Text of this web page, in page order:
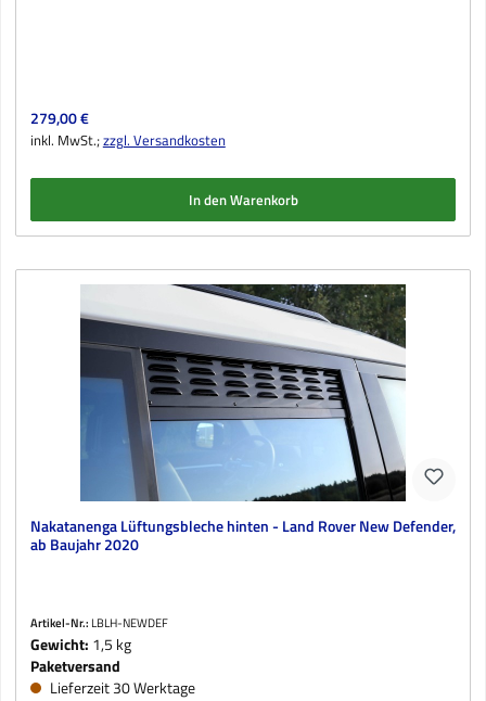
Regulärer Preis:
279,00 €
inkl. MwSt.;zzgl. Versandkosten
In den Warenkorb
Nakatanenga Lüftungsbleche hinten - Land Rover New Defender,
ab Baujahr 2020
Artikel-Nr.: LBLH-NEWDEF
Gewicht: 1,5 kg
Paketversand
Lieferzeit 30 Werktage